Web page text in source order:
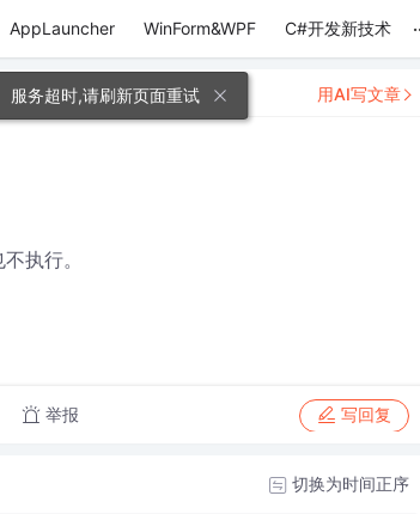
AppLauncher WinForm&WPF C#开发新技术
执行。
举报 写回复
用AI写文章
切换为时间正序
服务超时,请刷新页面重试